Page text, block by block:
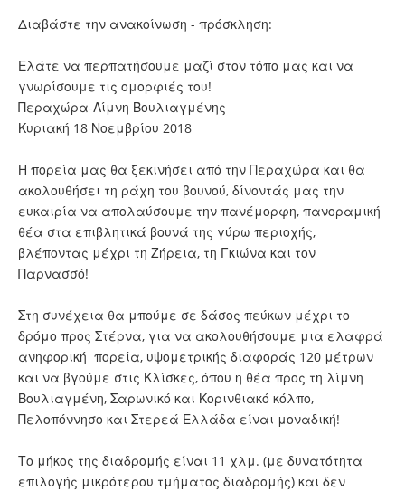
Διαβάστε την ανακοίνωση - πρόσκληση:
Ελάτε να περπατήσουμε μαζί στον τόπο μας και να
γνωρίσουμε τις ομορφιές του!
Περαχώρα-Λίμνη Βουλιαγμένης
Κυριακή 18 Νοεμβρίου 2018
Η πορεία μας θα ξεκινήσει από την Περαχώρα και θα
ακολουθήσει τη ράχη του βουνού, δίνοντάς μας την
ευκαιρία να απολαύσουμε την πανέμορφη, πανοραμική
θέα στα επιβλητικά βουνά της γύρω περιοχής,
βλέποντας μέχρι τη Ζήρεια, τη Γκιώνα και τον
Παρνασσό!
Στη συνέχεια θα μπούμε σε δάσος πεύκων μέχρι το
δρόμο προς Στέρνα, για να ακολουθήσουμε μια ελαφρά
ανηφορική πορεία, υψομετρικής διαφοράς 120 μέτρων
και να βγούμε στις Κλίσκες, όπου η θέα προς τη λίμνη
Βουλιαγμένη, Σαρωνικό και Κορινθιακό κόλπο,
Πελοπόννησο και Στερεά Ελλάδα είναι μοναδική!
Το μήκος της διαδρομής είναι 11 χλμ. (με δυνατότητα
επιλογής μικρότερου τμήματος διαδρομής) και δεν